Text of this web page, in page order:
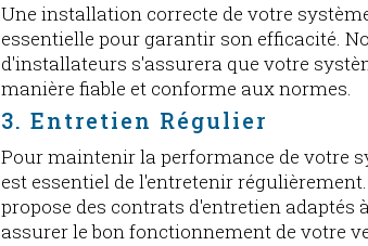
Une installation correcte de votre
essentielle pour garantir son efficacité.
d'installateurs s'assurera que votre
manière fiable et conforme aux normes.
3. Entretien Régulier
Pour maintenir la performance de votre
est essentiel de l'entretenir
propose des contrats d'entretien adaptés
assurer le bon fonctionnement de votre